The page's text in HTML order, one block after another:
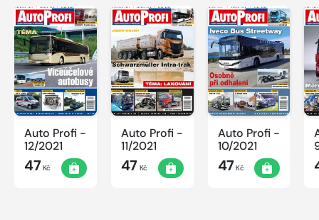
Auto Profi -
12/2021
47 Kč
Auto Profi -
11/2021
47 Kč
Auto Profi -
10/2021
47Kč